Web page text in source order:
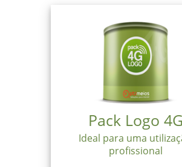
Pack Logo 4G
Ideal para uma
profissional